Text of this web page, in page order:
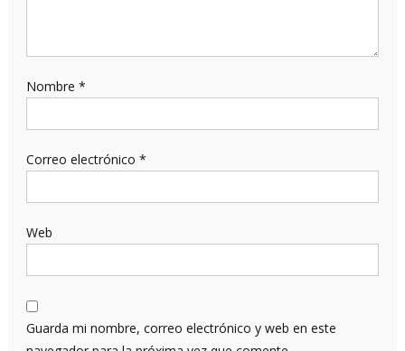
Nombre *
Correo electrónico *
Web
Guarda mi nombre, correo electrónico y web en este